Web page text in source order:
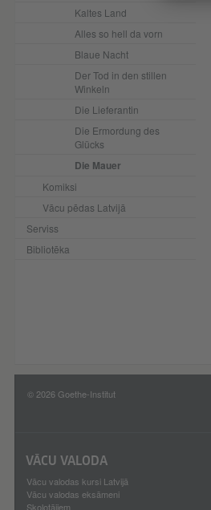
Kaltes Land
Alles so hell da vorn
Blaue Nacht
Der Tod in den stillen
Winkeln
Die Lieferantin
Die Ermordung des
Glücks
Die Mauer
Komiksi
Vācu pēdas Latvijā
Serviss
Bibliotēka
© 2026 Goethe-Institut
VĀCU VALODA
Vācu valodas kursi Latvijā
Vācu valodas eksāmeni
Skolotājiem